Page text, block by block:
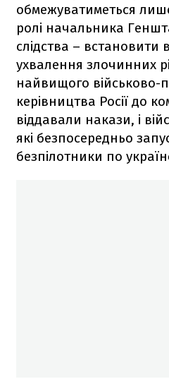
обмежуватиметься
ролі начальника
слідства – встановити
ухвалення злочинних
найвищого військово-
керівництва Росії до
віддавали накази, і
які безпосередньо
безпілотники по